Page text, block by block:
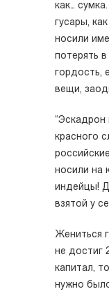
как…
гусары,
носили
потерять
гордость,
вещи,
“Эскадрон
красного
носили на
индейцы!
взятой у
Жениться
не достиг
капитал,
нужно